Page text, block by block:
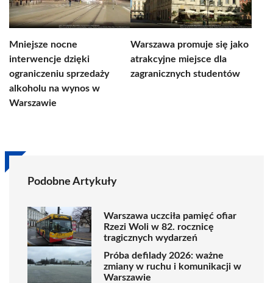
Mniejsze nocne
interwencje dzięki
ograniczeniu sprzedaży
alkoholu na wynos w
Warszawie
Warszawa promuje się jako
atrakcyjne miejsce dla
zagranicznych studentów
Podobne Artykuły
Warszawa uczciła pamięć ofiar
Rzezi Woli w 82. rocznicę
tragicznych wydarzeń
Próba defilady 2026: ważne
zmiany w ruchu i komunikacji w
Warszawie